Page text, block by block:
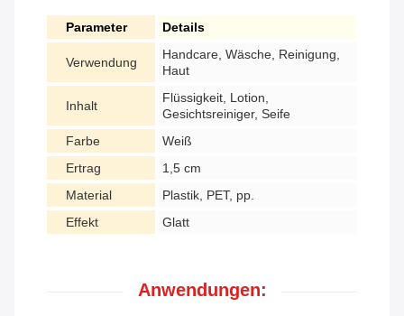
Parameter Details
Verwendung
Handcare, Wäsche, Reinigung,
Haut
Inhalt
Flüssigkeit, Lotion,
Gesichtsreiniger, Seife
Farbe
Weiß
Ertrag
1,5 cm
Material
Plastik, PET, pp.
Effekt
Glatt
Anwendungen: